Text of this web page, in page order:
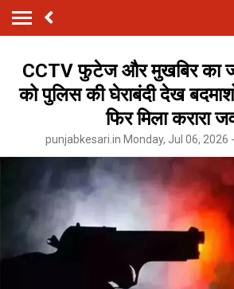
CCTV फुटेज और मुखबिर का
को पुलिस की घेराबंदी देख
फिर मिला करारा
punjabkesari.in Monday, Jul 06, 2026